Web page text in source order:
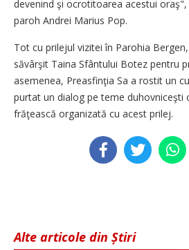
devenind şi ocrotitoarea acestui
paroh Andrei Marius Pop.
Tot cu prilejul vizitei în Parohia
săvârşit Taina Sfântului Botez pentru
asemenea, Preasfinţia Sa a rostit un
purtat un dialog pe teme duhovniceşti
frăţească organizată cu acest prilej.
Alte articole din Știri